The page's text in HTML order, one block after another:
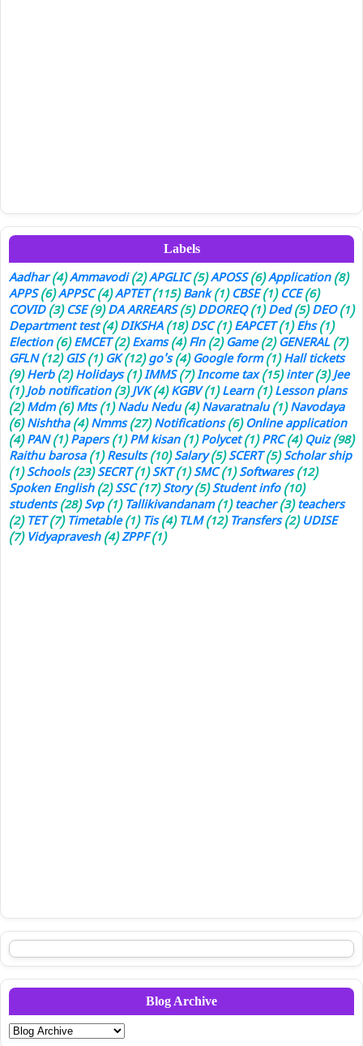
Labels
Aadhar (4) Ammavodi (2) APGLIC (5) APOSS (6) Application (8)
APPS (6) APPSC (4) APTET (115) Bank (1) CBSE (1) CCE (6)
COVID (3) CSE (9) DA ARREARS (5) DDOREQ (1) Ded (5) DEO (1)
Department test (4) DIKSHA (18) DSC (1) EAPCET (1) Ehs (1)
Election (6) EMCET (2) Exams (4) Fln (2) Game (2) GENERAL (7)
GFLN (12) GIS (1) GK (12) go's (4) Google form (1) Hall tickets
(9) Herb (2) Holidays (1) IMMS (7) Income tax (15) inter (3) Jee
(1) Job notification (3) JVK (4) KGBV (1) Learn (1) Lesson plans
(2) Mdm (6) Mts (1) Nadu Nedu (4) Navaratnalu (1) Navodaya
(6) Nishtha (4) Nmms (27) Notifications (6) Online application
(4) PAN (1) Papers (1) PM kisan (1) Polycet (1) PRC (4) Quiz (98)
Raithu barosa (1) Results (10) Salary (5) SCERT (5) Scholar ship
(1) Schools (23) SECRT (1) SKT (1) SMC (1) Softwares (12)
Spoken English (2) SSC (17) Story (5) Student info (10)
students (28) Svp (1) Tallikivandanam (1) teacher (3) teachers
(2) TET (7) Timetable (1) Tis (4) TLM (12) Transfers (2) UDISE
(7) Vidyapravesh (4) ZPPF (1)
Blog Archive